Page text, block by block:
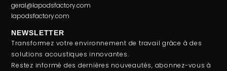
geral@lapodsfactory.com
lapodsfactory.com
NEWSLETTER
Transformez votre environnement de travail grâce à des
solutions acoustiques innovantes.
Restez informé des dernières nouveautés, abonnez-vous à